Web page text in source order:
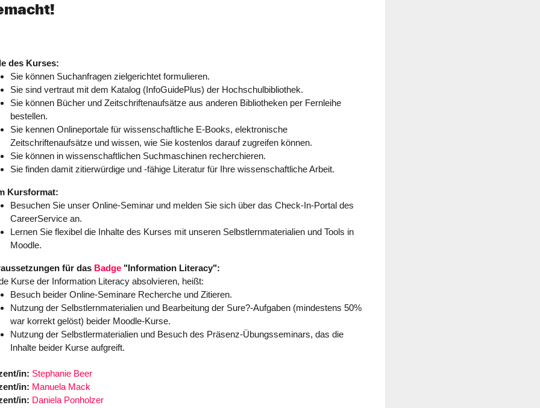
des Kurses:
Sie können Suchanfragen zielgerichtet formulieren.
Sie sind vertraut mit dem Katalog (InfoGuidePlus) der Hochschulbibliothek.
Sie können Bücher und Zeitschriftenaufsätze aus anderen Bibliotheken per Fernleihe
bestellen.
Sie kennen Onlineportale für wissenschaftliche E-Books, elektronische
Zeitschriftenaufsätze und wissen, wie Sie kostenlos darauf zugreifen können.
Sie können in wissenschaftlichen Suchmaschinen recherchieren.
Sie finden damit zitierwürdige und -fähige Literatur für Ihre wissenschaftliche Arbeit.
Kursformat:
Besuchen Sie unser Online-Seminar und melden Sie sich über das Check-In-Portal des
CareerService an.
Lernen Sie flexibel die Inhalte des Kurses mit unseren Selbstlernmaterialien und Tools in
Moodle.
für das Badge "Information Literacy":
Kurse der Information Literacy absolvieren, heißt:
Besuch beider Online-Seminare Recherche und Zitieren.
Nutzung der Selbstlernmaterialien und Bearbeitung der Sure?-Aufgaben (mindestens 50%
war korrekt gelöst) beider Moodle-Kurse.
Nutzung der Selbstlermaterialien und Besuch des Präsenz-Übungsseminars, das die
Inhalte beider Kurse aufgreift.
in: Stephanie Beer
in: Manuela Mack
in: Daniela Ponholzer